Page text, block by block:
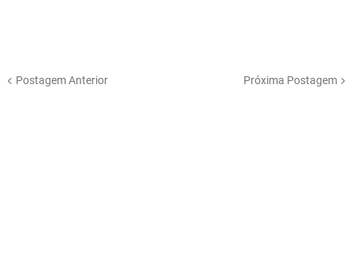
Postagem Anterior Próxima Postagem